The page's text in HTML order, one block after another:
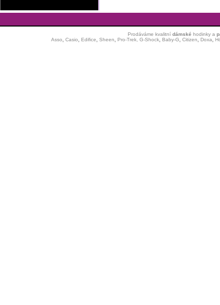
Prodáváme kvalitní dámské hodinkya
Asso
Casio Edifice Sheen Pro-Trek, G-Shock, Baby-G Citizen Doxa